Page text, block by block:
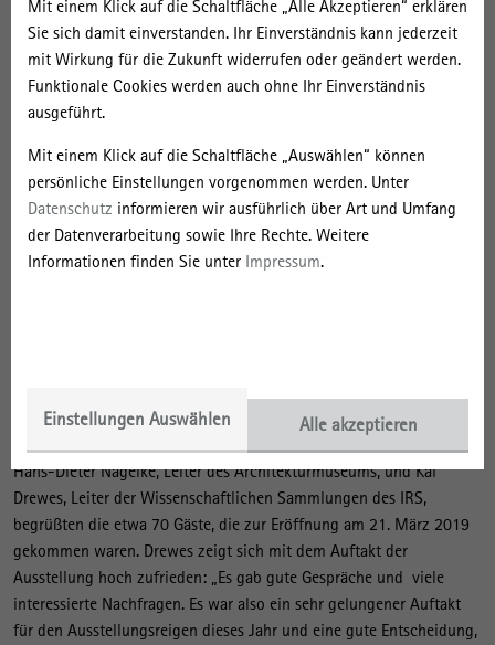
Mit einem Klick auf die Schaltfläche „Alle Akzeptieren“ erklären
Sie sich damit einverstanden. Ihr Einverständnis kann jederzeit
mit Wirkung für die Zukunft widerrufen oder geändert werden.
Funktionale Cookies werden auch ohne Ihr Einverständnis
ausgeführt.
Mit einem Klick auf die Schaltfläche „Auswählen“ können
persönliche Einstellungen vorgenommen werden. Unter
Datenschutz informieren wir ausführlich über Art und Umfang
der Datenverarbeitung sowie Ihre Rechte. Weitere
Informationen finden Sie unter Impressum.
Einstellungen Auswählen Alle akzeptieren
originalen Zeichnungen vertieft wird. Hier hatte der aus Böhmen
stammende Hartmann erstmals 1938 im Büro des Architekten
Henry König gearbeitet. Noch in hohem Alter verfolgte er mit
großem Interesse die städtebauliche Entwicklung Berlins, das nun
wieder als Ganzes Regierungssitz war.
Auf der Grundlage seines umfangreichen Nachlasses haben die
Wissenschaftlichen Sammlungen zur Bau- und Planungsgeschichte
der DDR des Leibniz-Instituts für Raumbezogene Sozialforschung
(IRS) in Erkner bei Berlin eine Ausstellung über Egon Hartmann
erstellt. Sie wurde 2018 zuerst im Thüringer Landtag in Erfurt
bzw. Stadtplaner Spuren hinterlassen hat: in Berlin, Mainz und
München.
Hans-Dieter Nägelke, Leiter des Architekturmuseums, und Kai
Drewes, Leiter der Wissenschaftlichen Sammlungen des IRS,
begrüßten die etwa 70 Gäste, die zur Eröffnung am 21. März 2019
gekommen waren. Drewes zeigt sich mit dem Auftakt der
Ausstellung hoch zufrieden: „Es gab gute Gespräche und viele
interessierte Nachfragen. Es war also ein sehr gelungener Auftakt
für den Ausstellungsreigen dieses Jahr und eine gute Entscheidung,